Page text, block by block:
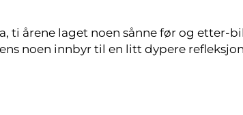
ti årene laget noen sånne før og etter-
noen innbyr til en litt dypere